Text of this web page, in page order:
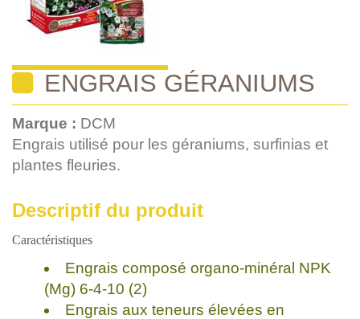
ENGRAIS GÉRANIUMS
Marque : DCM
Engrais utilisé pour les géraniums, surfinias et
plantes fleuries.
Descriptif du produit
Caractéristiques
Engrais composé organo-minéral NPK
(Mg) 6-4-10 (2)
Engrais aux teneurs élevées en